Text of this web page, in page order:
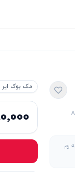
مک بوک ایر M5
رم